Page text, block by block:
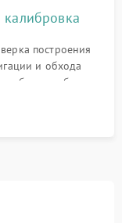
построения
и обхода
работы турбины.
на док-станцию и